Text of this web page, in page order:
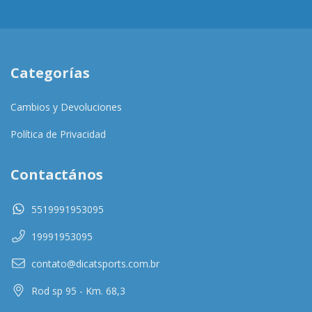
Categorías
Cambios y Devoluciones
Política de Privacidad
Contactános
5519991953095
19991953095
contato@dicatsports.com.br
Rod sp 95 - Km. 68,3